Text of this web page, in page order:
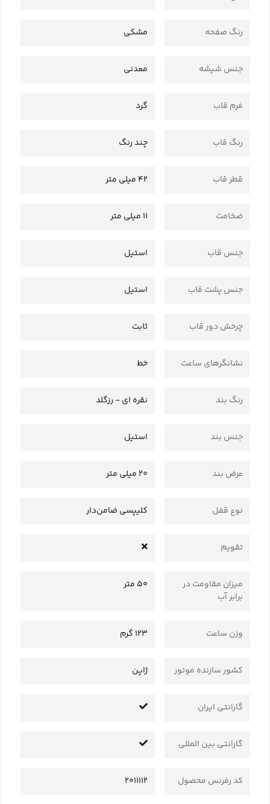
رنگ صفحه مشکی
جنس شیشه معدنی
فرم قاب گرد
رنگ قاب چند رنگ
قطر قاب 42 میلی متر
ضخامت 11 میلی متر
جنس قاب استیل
جنس پشت قاب استیل
چرخش دور قاب ثابت
نشانگرهای ساعت خط
رنگ بند نقره ای - رزگلد
جنس بند استیل
عرض بند 20 میلی متر
نوع قفل کلیپسی ضامن‌دار
تقویم
میزان مقاومت در
برابر آب
50 متر
وزن ساعت 123 گرم
کشور سازنده موتور ژاپن
گارانتی ایران
گارانتی بین المللی
کد رفرنس محصول 2011112